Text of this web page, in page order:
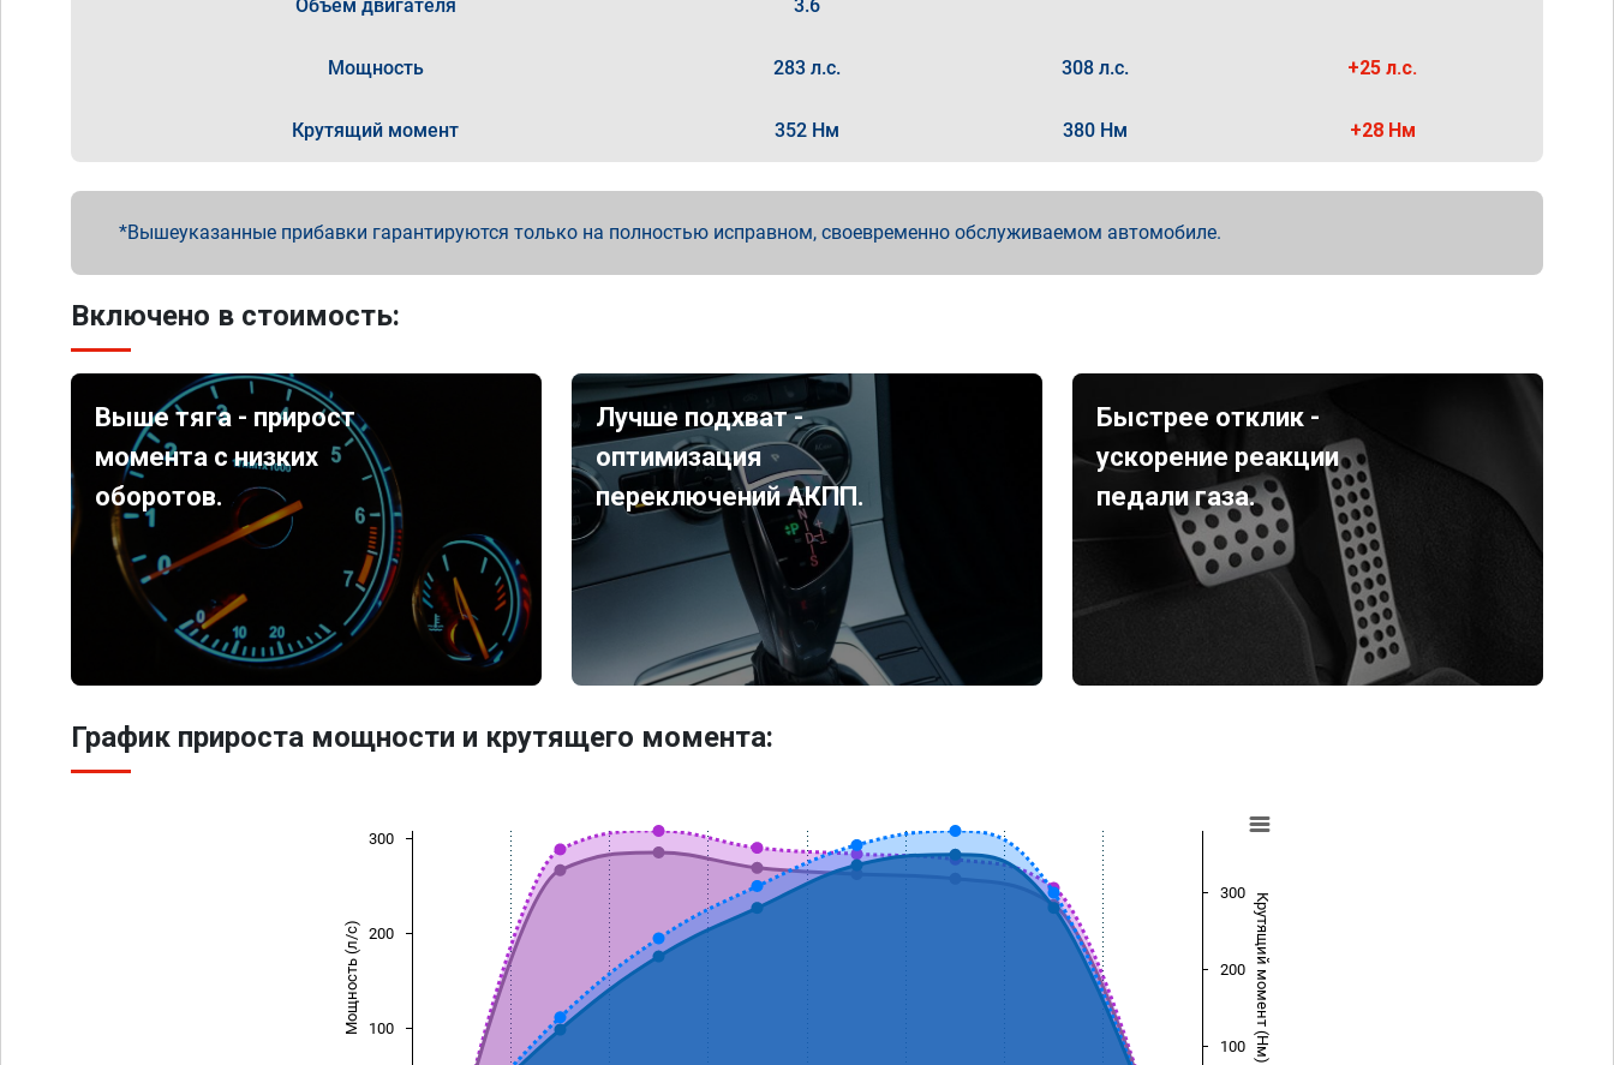
Объем двигателя 3.6
Мощность 283 л.с. 308 л.с. +25 л.с.
Крутящий момент 352 Нм 380 Нм +28 Нм
Вышеуказанные прибавки гарантируются только на полностью исправном, своевременно обслуживаемом автомобиле.
Включено в стоимость:
Выше тяга - прирост
момента с низких
оборотов.
Лучше подхват -
оптимизация
переключений АКПП.
Быстрее отклик -
ускорение реакции
педали газа.
График прироста мощности и крутящего момента:
Мощность (л/с) Крутящий момент (Нм)
100
200
300
100
200
300